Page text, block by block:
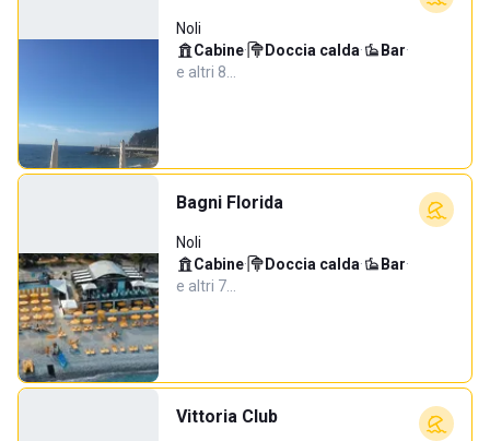
Noli
Cabine· Doccia calda· Bar·
e altri 8…
Bagni Florida
Noli
Cabine· Doccia calda· Bar·
e altri 7…
Vittoria Club